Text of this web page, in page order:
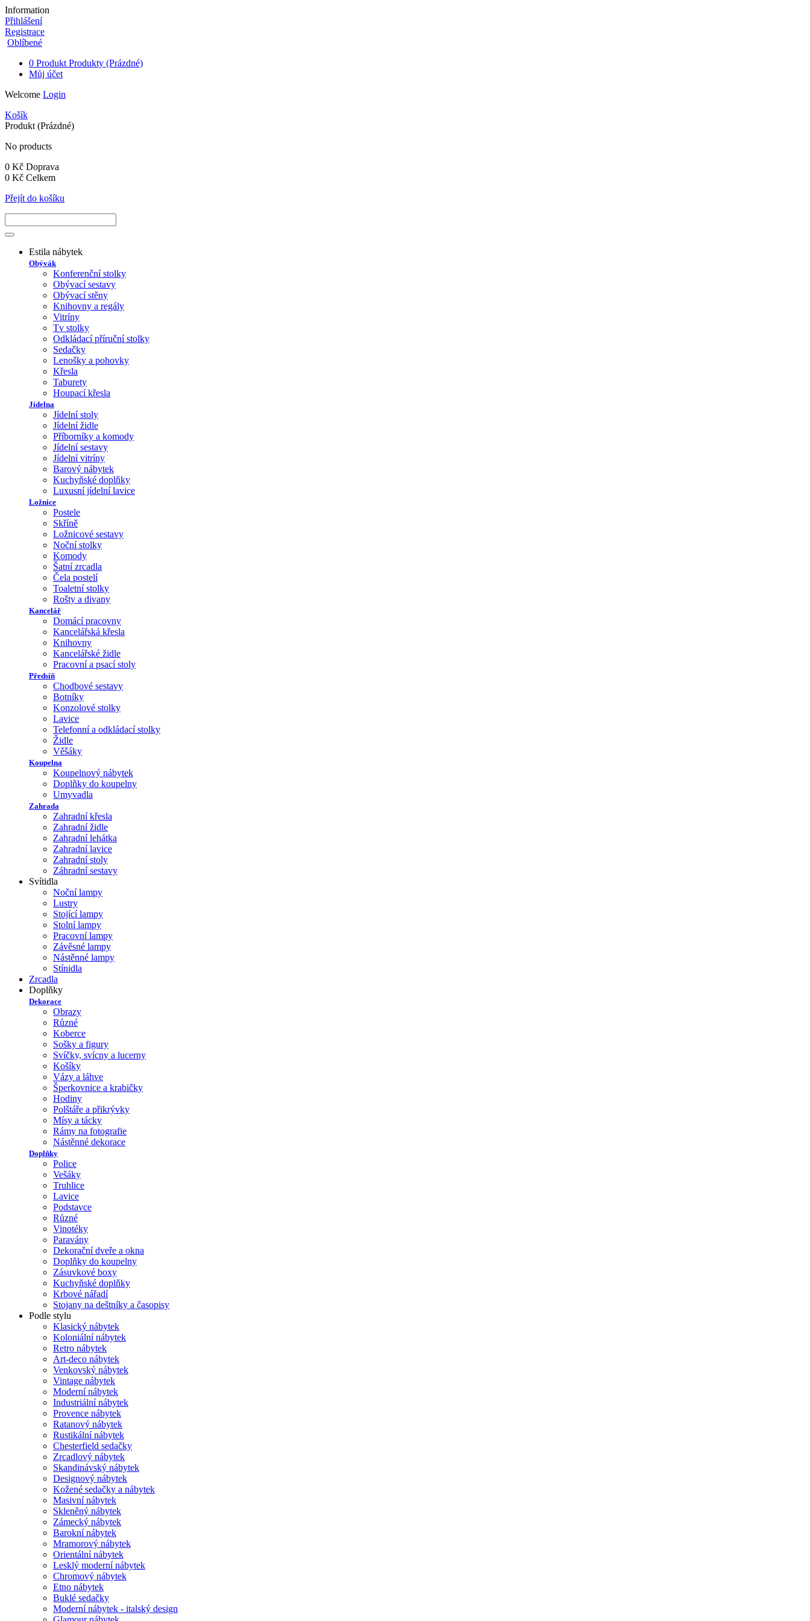
Information
Přihlášení
Registrace
Oblíbené
0 Produkt Produkty (Prázdné)
Můj účet
Welcome Login
Košík
Produkt (Prázdné)
No products
0 Kč Doprava
0 Kč Celkem
Přejít do košíku
Estila nábytek
Obývák
Konferenční stolky
Obývací sestavy
Obývací stěny
Knihovny a regály
Vitríny
Tv stolky
Odkládací příruční stolky
Sedačky
Lenošky a pohovky
Křesla
Taburety
Houpací křesla
Jídelna
Jídelní stoly
Jídelní židle
Příborníky a komody
Jídelní sestavy
Jídelní vitríny
Barový nábytek
Kuchyňské doplňky
Luxusní jídelní lavice
Ložnice
Postele
Skříně
Ložnicové sestavy
Noční stolky
Komody
Šatní zrcadla
Čela postelí
Toaletní stolky
Rošty a divany
Kancelář
Domácí pracovny
Kancelářská křesla
Knihovny
Kancelářské židle
Pracovní a psací stoly
Předsíň
Chodbové sestavy
Botníky
Konzolové stolky
Lavice
Telefonní a odkládací stolky
Židle
Věšáky
Koupelna
Koupelnový nábytek
Doplňky do koupelny
Umyvadla
Zahrada
Zahradní křesla
Zahradní židle
Zahradní lehátka
Zahradní lavice
Zahradní stoly
Záhradní sestavy
Svítidla
Noční lampy
Lustry
Stojící lampy
Stolní lampy
Pracovní lampy
Závěsné lampy
Nástěnné lampy
Stínidla
Zrcadla
Doplňky
Dekorace
Obrazy
Různé
Koberce
Sošky a figury
Svíčky, svícny a lucerny
Košíky
Vázy a láhve
Šperkovnice a krabičky
Hodiny
Polštáře a přikrývky
Mísy a tácky
Rámy na fotografie
Nástěnné dekorace
Doplňky
Police
Vešáky
Truhlice
Lavice
Podstavce
Různé
Vinotéky
Paravány
Dekorační dveře a okna
Doplňky do koupelny
Zásuvkové boxy
Kuchyňské doplňky
Krbové nářadí
Stojany na deštníky a časopisy
Podle stylu
Klasický nábytek
Koloniální nábytek
Retro nábytek
Art-deco nábytek
Venkovský nábytek
Vintage nábytek
Moderní nábytek
Industriální nábytek
Provence nábytek
Ratanový nábytek
Rustikální nábytek
Chesterfield sedačky
Zrcadlový nábytek
Skandinávský nábytek
Designový nábytek
Kožené sedačky a nábytek
Masivní nábytek
Skleněný nábytek
Zámecký nábytek
Barokní nábytek
Mramorový nábytek
Orientální nábytek
Lesklý moderní nábytek
Chromový nábytek
Etno nábytek
Buklé sedačky
Moderní nábytek - italský design